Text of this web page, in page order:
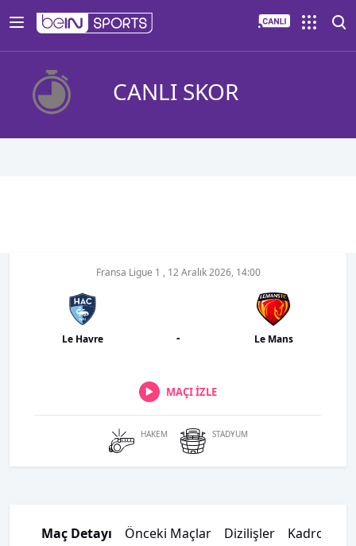
CANLI SKOR
Fransa Ligue 1 , 12 Aralık 2026, 14:00
Le Havre -
MAÇI İZLE
Le Mans
HAKEM STADYUM
Maç Detayı Önceki Maçlar Dizilişler Kadrolar